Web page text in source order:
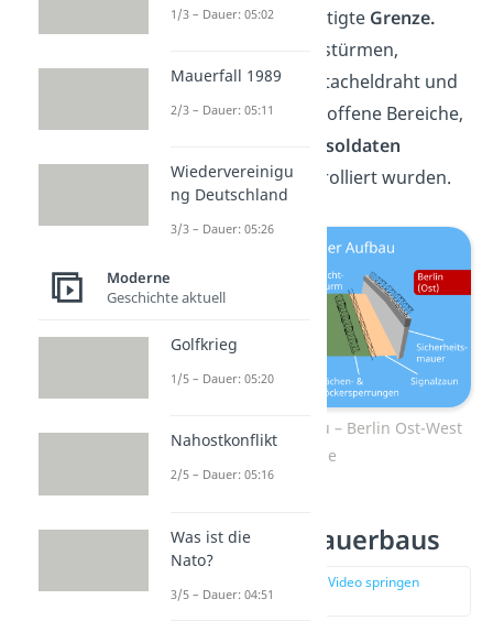
gesicherte und befestigte Grenze.
Neben Beobachtungstürmen,
mehreren Mauern, Stacheldraht und
Sperren gab es auch offene Bereiche,
Grenzsoldaten
überwacht und kontrolliert wurden.
Berliner Mauer Aufbau – Berlin Ost-West
Grenze
Folgen des Mauerbaus
zur Stelle im Video springen
(03:11)
1/3 – Dauer: 05:02
Mauerfall 1989
2/3 – Dauer: 05:11
Wiedervereinigu
ng Deutschland
3/3 – Dauer: 05:26
Moderne
Geschichte aktuell
Golfkrieg
1/5 – Dauer: 05:20
Nahostkonflikt
2/5 – Dauer: 05:16
Was ist die
Nato?
3/5 – Dauer: 04:51